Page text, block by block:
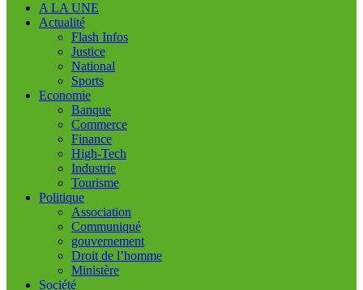
A LA UNE
Actualité
Flash Infos
Justice
National
Sports
Economie
Banque
Commerce
Finance
High-Tech
Industrie
Tourisme
Politique
Association
Communiqué
gouvernement
Droit de l’homme
Ministère
Société